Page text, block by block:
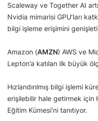
Scaleway ve Together AI
Nvidia mimarisi GPU’ları
bilgi işleme erişimini
Amazon (AMZN) AWS ve
Lepton’a katılan ilk büyük
Hızlandırılmış bilgi işlemi
erişilebilir hale getirmek için
Eğitim Kümesi’ni tanıtıyor.